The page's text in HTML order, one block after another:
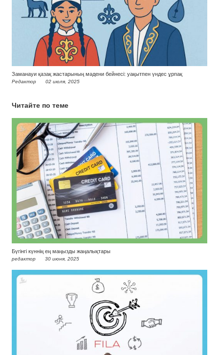
Заманауи қазақ жастарының мәдени бейнесі: уақытпен үндес ұрпақ
Редактор 02 июля, 2025
Читайте по теме
Бүгінгі күннің ең маңызды жаңалықтары
редактор 30 июня, 2025